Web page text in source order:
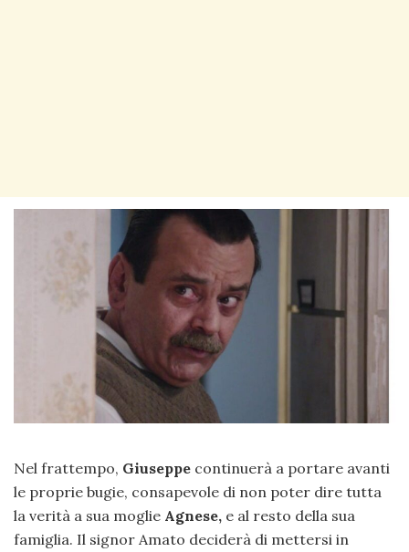
Nel frattempo, Giuseppe continuerà a portare avanti
le proprie bugie, consapevole di non poter dire tutta
la verità a sua moglie Agnese, e al resto della sua
famiglia. Il signor Amato deciderà di mettersi in